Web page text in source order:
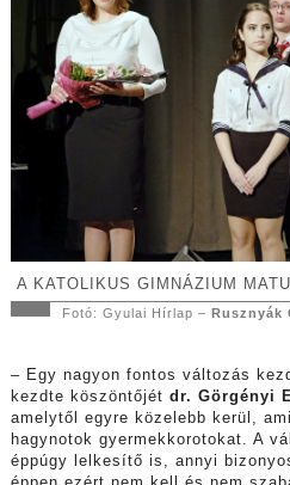
A KATOLIKUS GIMNÁZIUM
Fotó: Gyulai Hírlap – Rusznyák
– Egy nagyon fontos változás
kezdte köszöntőjét dr. Görgényi
amelytől egyre közelebb kerül,
hagynotok gyermekkorotokat. A
éppúgy lelkesítő is, annyi